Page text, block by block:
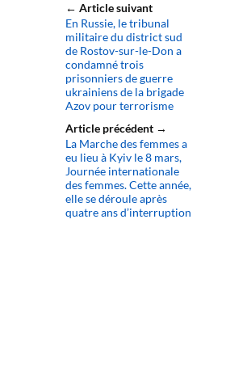
← Article suivant
En Russie, le tribunal
militaire du district sud
de Rostov-sur-le-Don a
condamné trois
prisonniers de guerre
ukrainiens de la brigade
Azov pour terrorisme
Article précédent →
La Marche des femmes a
eu lieu à Kyiv le 8 mars,
Journée internationale
des femmes. Cette année,
elle se déroule après
quatre ans d’interruption